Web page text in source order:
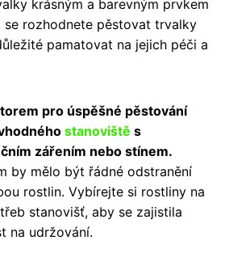
krásným a barevným prvkem
se rozhodnete pěstovat trvalky
pamatovat na jejich péči a
pro úspěšné pěstování
stanoviště s
zářením nebo stínem.
by mělo být řádné odstranění
rostlin. Vybírejte si rostliny na
stanovišť, aby se zajistila
na udržování.